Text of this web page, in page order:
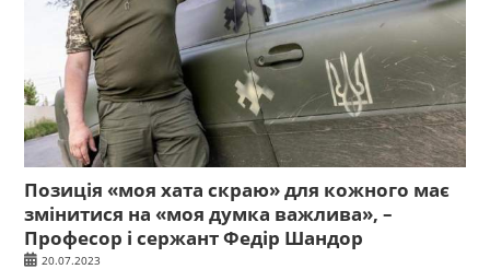
Позиція «моя хата скраю» для кожного має
змінитися на «моя думка важлива», –
Професор і сержант Федір Шандор
20.07.2023